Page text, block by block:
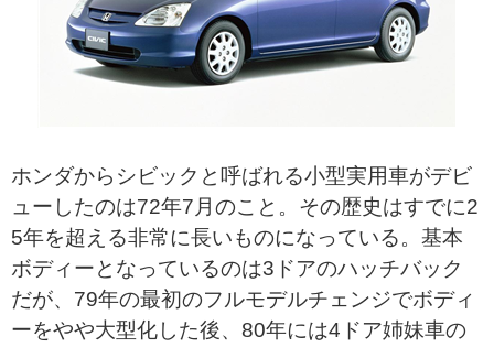
ホンダからシビックと呼ばれる小型実用車がデビ
ューしたのは72年7月のこと。その歴史はすでに2
5年を超える非常に長いものになっている。基本
ボディーとなっているのは3ドアのハッチバック
だが、79年の最初のフルモデルチェンジでボディ
ーをやや大型化した後、80年には4ドア姉妹車の